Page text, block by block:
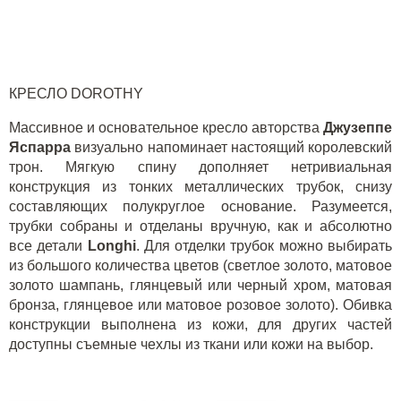
КРЕСЛО DOROTHY
Массивное и основательное кресло авторства Джузеппе
Яспарра визуально напоминает настоящий королевский
трон. Мягкую спину дополняет нетривиальная
конструкция из тонких металлических трубок, снизу
составляющих полукруглое основание. Разумеется,
трубки собраны и отделаны вручную, как и абсолютно
все детали Longhi. Для отделки трубок можно выбирать
из большого количества цветов (светлое золото, матовое
золото шампань, глянцевый или черный хром, матовая
бронза, глянцевое или матовое розовое золото). Обивка
конструкции выполнена из кожи, для других частей
доступны съемные чехлы из ткани или кожи на выбор.